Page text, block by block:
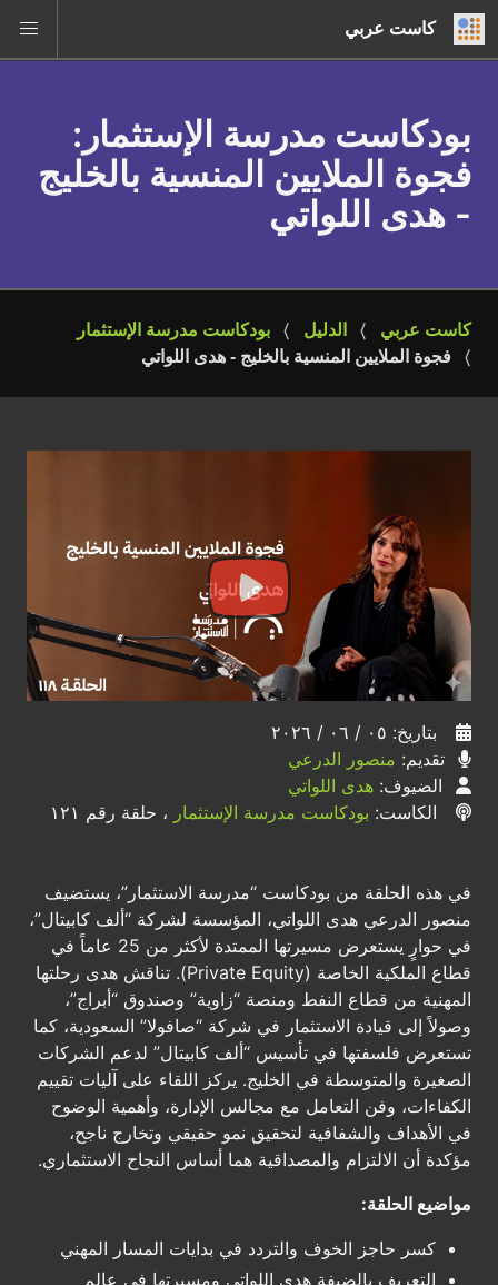
كاست عربي
بودكاست مدرسة الإستثمار :
فجوة الملايين المنسية بالخليج
- هدى اللواتي
كاست عربي الدليل
بودكاست مدرسة الإستثمار
فجوة الملايين المنسية بالخليج - هدى اللواتي
بتاريخ: ٠٥ / ٠٦ / ٢٠٢٦
تقديم: منصور الدرعي
الضيوف: هدى اللواتي
الكاست: بودكاست مدرسة الإستثمار ، حلقة رقم ١٢١
في هذه الحلقة من بودكاست “مدرسة الاستثمار”، يستضيف
منصور الدرعي هدى اللواتي، المؤسسة لشركة “ألف كابيتال”،
في حوارٍ يستعرض مسيرتها الممتدة لأكثر من 25 عاماً في
قطاع الملكية الخاصة (Private Equity). تناقش هدى رحلتها
المهنية من قطاع النفط ومنصة “زاوية” وصندوق “أبراج”،
وصولاً إلى قيادة الاستثمار في شركة “صافولا” السعودية، كما
تستعرض فلسفتها في تأسيس “ألف كابيتال” لدعم الشركات
الصغيرة والمتوسطة في الخليج. يركز اللقاء على آليات تقييم
الكفاءات، وفن التعامل مع مجالس الإدارة، وأهمية الوضوح
في الأهداف والشفافية لتحقيق نمو حقيقي وتخارج ناجح،
مؤكدة أن الالتزام والمصداقية هما أساس النجاح الاستثماري.
مواضيع الحلقة:
كسر حاجز الخوف والتردد في بدايات المسار المهني
التعريف بالضيفة هدى اللواتي ومسيرتها في عالم